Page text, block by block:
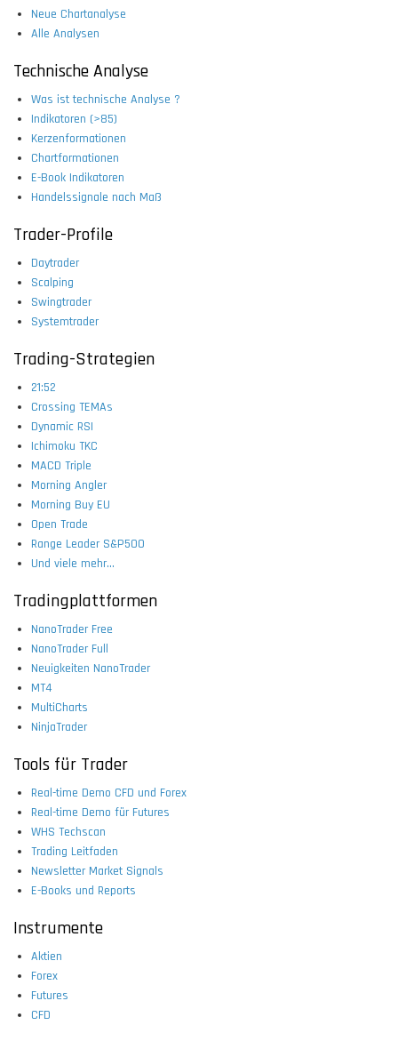
Neue Chartanalyse
Alle Analysen
Technische Analyse
Was ist technische Analyse ?
Indikatoren (>85)
Kerzenformationen
Chartformationen
E-Book Indikatoren
Handelssignale nach Maß
Trader-Profile
Daytrader
Scalping
Swingtrader
Systemtrader
Trading-Strategien
21:52
Crossing TEMAs
Dynamic RSI
Ichimoku TKC
MACD Triple
Morning Angler
Morning Buy EU
Open Trade
Range Leader S&P500
Und viele mehr...
Tradingplattformen
NanoTrader Free
NanoTrader Full
Neuigkeiten NanoTrader
MT4
MultiCharts
NinjaTrader
Tools für Trader
Real-time Demo CFD und Forex
Real-time Demo für Futures
WHS Techscan
Trading Leitfaden
Newsletter Market Signals
E-Books und Reports
Instrumente
Aktien
Forex
Futures
CFD